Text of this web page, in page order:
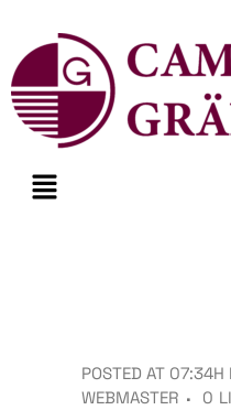
POSTED AT 07:34H
WEBMASTER
0